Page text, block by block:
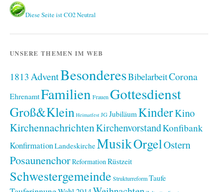
Diese Seite ist CO2 Neutral
UNSERE THEMEN IM WEB
1813AdventBesonderesBibelarbeitCorona
EhrenamtFamilien Frauen Gottesdienst
Groß&Klein Heimatfest JGJubiläumKinderKino
KirchennachrichtenKirchenvorstandKonfibank
KonfirmationLandeskircheMusikOrgelOstern
PosaunenchorReformationRüstzeit
Schwestergemeinde StrukturreformTaufe